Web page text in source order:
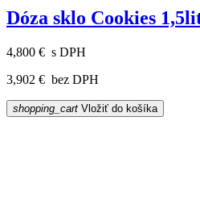
Dóza sklo Cookies
4,800 € s DPH
3,902 € bez DPH
shopping_cart Vložiť do košíka